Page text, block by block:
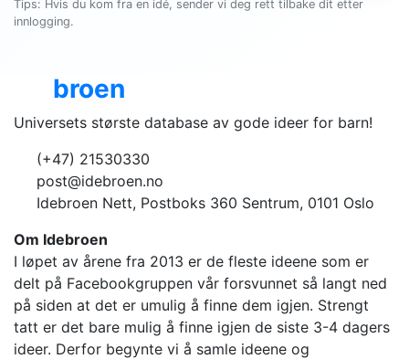
Tips: Hvis du kom fra en idé, sender vi deg rett tilbake dit etter
innlogging.
broen
Universets største database av gode ideer for barn!
(+47) 21530330
post@idebroen.no
Idebroen Nett, Postboks 360 Sentrum, 0101 Oslo
Om Idebroen
I løpet av årene fra 2013 er de fleste ideene som er
delt på Facebookgruppen vår forsvunnet så langt ned
på siden at det er umulig å finne dem igjen. Strengt
tatt er det bare mulig å finne igjen de siste 3-4 dagers
ideer. Derfor begynte vi å samle ideene og